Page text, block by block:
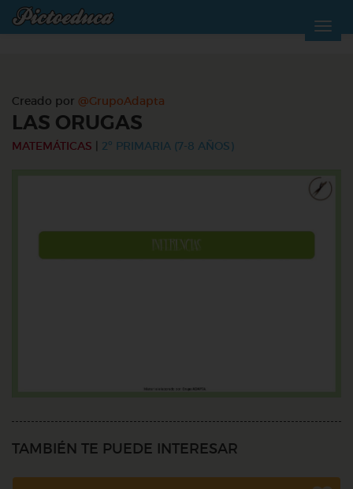
Creado por @GrupoAdapta
LAS ORUGAS
MATEMÁTICAS 2º PRIMARIA (7-8 AÑOS)
TAMBIÉN TE PUEDE INTERESAR